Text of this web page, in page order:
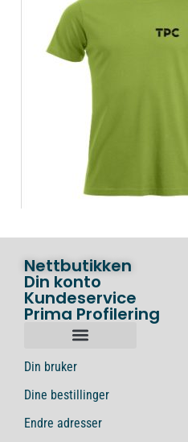
Nettbutikken
Din konto
Kundeservice
Prima Profilering
Din bruker
Dine bestillinger
Endre adresser